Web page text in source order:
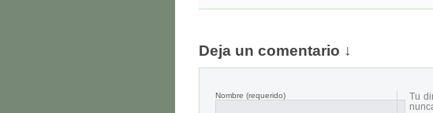
Deja un comentario ↓
Nombre (requerido) Tu